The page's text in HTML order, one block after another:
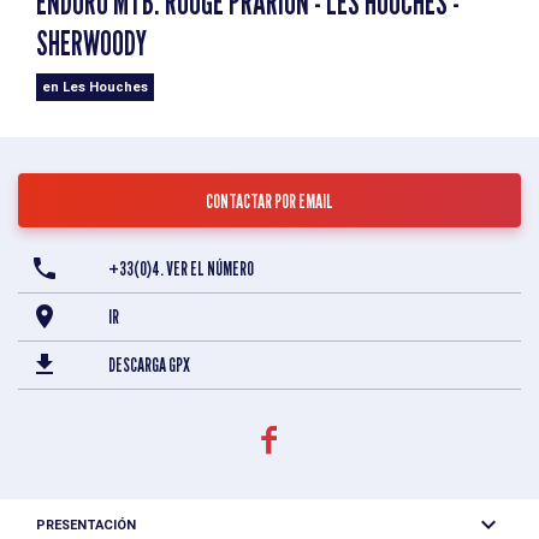
SHERWOODY
en Les Houches
CONTACTAR POR EMAIL
+33(0)4. VER EL NÚMERO
IR
DESCARGA GPX
PRESENTACIÓN